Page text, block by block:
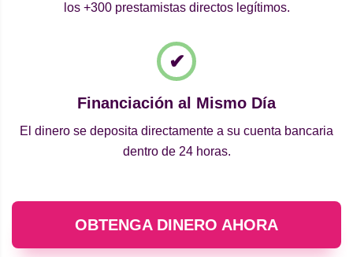
los +300 prestamistas directos legítimos.
Financiación al Mismo Día
El dinero se deposita directamente a su cuenta bancaria
dentro de 24 horas.
OBTENGA DINERO AHORA